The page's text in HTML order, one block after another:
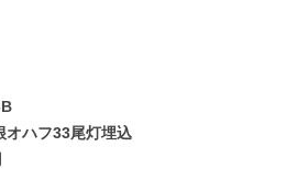
オハフ33尾灯埋込